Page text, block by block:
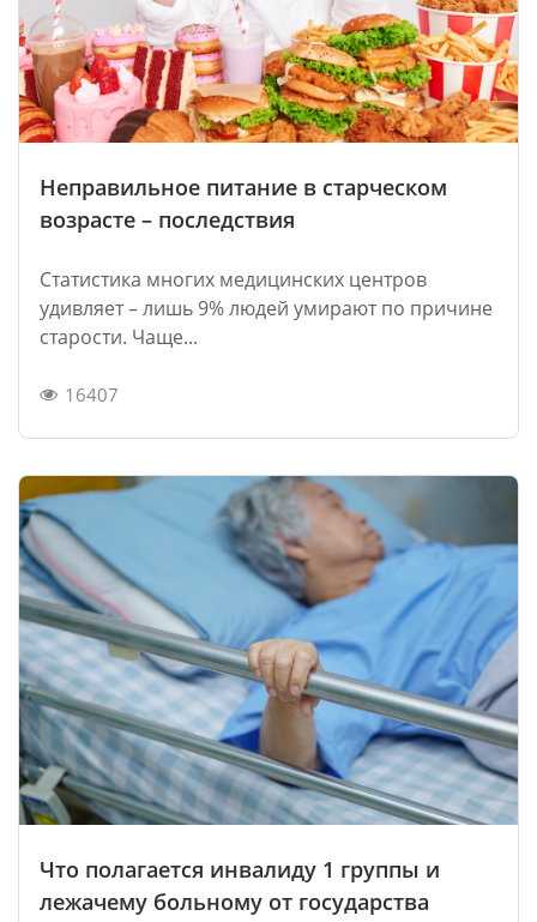
Неправильное питание в старческом
возрасте – последствия
Статистика многих медицинских центров
удивляет – лишь 9% людей умирают по причине
старости. Чаще...
16407
Что полагается инвалиду 1 группы и
лежачему больному от государства